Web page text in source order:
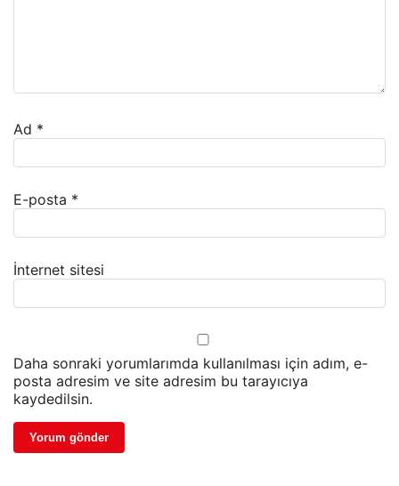
Ad *
E-posta *
İnternet sitesi
Daha sonraki yorumlarımda kullanılması için adım, e-
posta adresim ve site adresim bu tarayıcıya
kaydedilsin.